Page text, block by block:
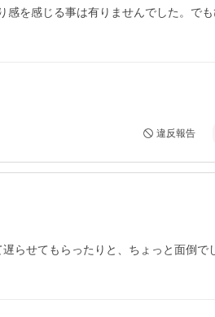
を感じる事は有りませんでした。でも
違反報告
らせてもらったりと、ちょっと面倒で